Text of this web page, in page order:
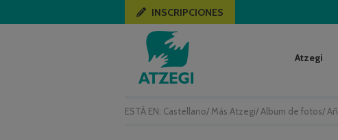
ESTÁ EN: Castellano/ Más Atzegi/ Album de fotos/
INSCRIPCIONES
Atzegi